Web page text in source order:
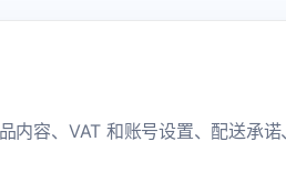
内容、VAT 和账号设置、配送承诺